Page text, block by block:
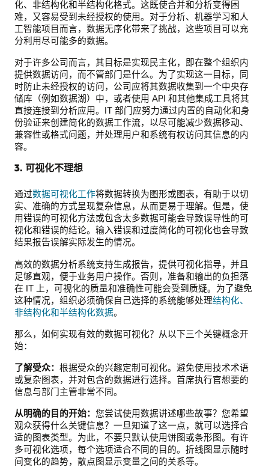
化、非结构化和半结构化格式。这既使合并和分析变得困
难，又容易受到未经授权的使用。对于分析、机器学习和人
工智能项目而言，数据无序化带来了挑战，这些项目可以充
分利用尽可能多的数据。
对于许多公司而言，其目标是实现民主化，即在整个组织内
提供数据访问，而不管部门是什么。为了实现这一目标，同
时防止未经授权的访问，公司应将其数据收集到一个中央存
储库（例如数据湖）中，或者使用 API 和其他集成工具将其
直接连接到分析应用。IT 部门应努力通过内置的自动化和身
份验证来创建简化的数据工作流，以尽可能减少数据移动、
兼容性或格式问题，并处理用户和系统有权访问其信息的内
容。
3. 可视化不理想
通过数据可视化工作将数据转换为图形或图表，有助于以切
实、准确的方式呈现复杂信息，从而更易于理解。但是，使
用错误的可视化方法或包含太多数据可能会导致误导性的可
视化和错误的结论。输入错误和过度简化的可视化也会导致
结果报告误解实际发生的情况。
高效的数据分析系统支持生成报告，提供可视化指导，并且
足够直观，便于业务用户操作。否则，准备和输出的负担落
在 IT 上，可视化的质量和准确性可能会受到质疑。为了避免
这种情况，组织必须确保自己选择的系统能够处理结构化、
非结构化和半结构化数据。
那么，如何实现有效的数据可视化？从以下三个关键概念开
始：
了解受众： 根据受众的兴趣定制可视化。避免使用技术术语
或复杂图表，并对包含的数据进行选择。首席执行官想要的
信息与部门主管非常不同。
从明确的目的开始： 您尝试使用数据讲述哪些故事？您希望
观众获得什么关键信息？一旦知道了这一点，就可以选择合
适的图表类型。为此，不要只默认使用饼图或条形图。有许
多可视化选项，每个选项适合不同的目的。折线图显示随时
间变化的趋势，散点图显示变量之间的关系等。